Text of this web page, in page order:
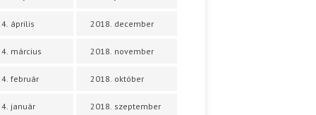
április
március
február
január
2018. december
2018. november
2018. október
2018. szeptember